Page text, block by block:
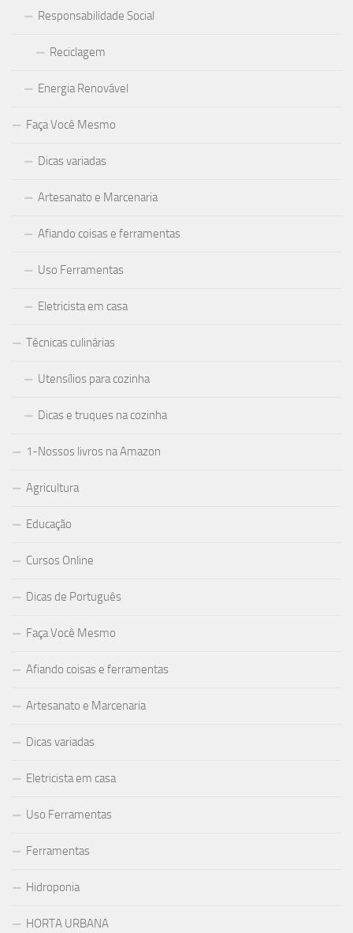
Responsabilidade Social
Reciclagem
Energia Renovável
Faça Você Mesmo
Dicas variadas
Artesanato e Marcenaria
Afiando coisas e ferramentas
Uso Ferramentas
Eletricista em casa
Técnicas culinárias
Utensílios para cozinha
Dicas e truques na cozinha
1-Nossos livros na Amazon
Agricultura
Educação
Cursos Online
Dicas de Português
Faça Você Mesmo
Afiando coisas e ferramentas
Artesanato e Marcenaria
Dicas variadas
Eletricista em casa
Uso Ferramentas
Ferramentas
Hidroponia
HORTA URBANA